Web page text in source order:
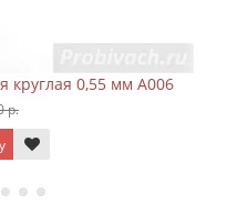
мм A006 Нить